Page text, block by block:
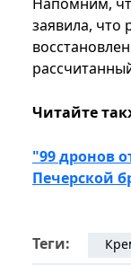
заявила, что
Читайте
"99 дронов
Печерской
Теги: